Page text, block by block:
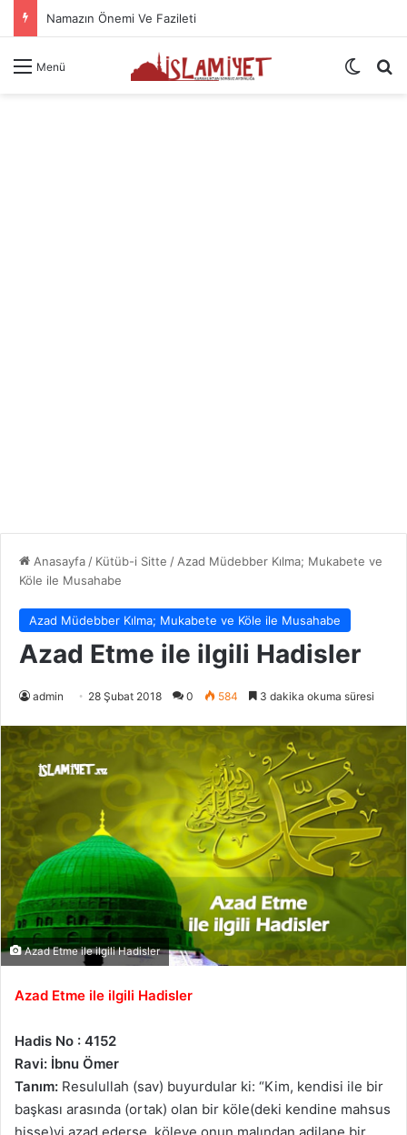
Namazın Önemi Ve Fazileti
Menü Dış
Anasayfa/ Kütüb-i Sitte /Azad Müdebber Kılma; Mukabete ve
Köle ile Musahabe
Azad Müdebber Kılma; Mukabete ve Köle ile Musahabe
Azad Etme ile ilgili Hadisler
admin 28 Şubat 2018 0 584 3 dakika okuma süresi
Azad Etme ile ilgili Hadisler
Azad Etme ile ilgili Hadisler
Hadis No : 4152
Ravi: İbnu Ömer
Tanım: Resulullah (sav) buyurdular ki: “Kim, kendisi ile bir
başkası arasında (ortak) olan bir köle(deki kendine mahsus